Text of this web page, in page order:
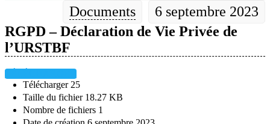
6 septembre 2023
Documents
RGPD – Déclaration de Vie Privée de
l’URSTBF
TÉLÉCHARGER
Télécharger 25
Taille du fichier 18.27 KB
Nombre de fichiers 1